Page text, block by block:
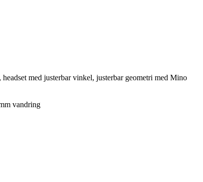
med justerbar vinkel, justerbar geometri med Mino
vandring